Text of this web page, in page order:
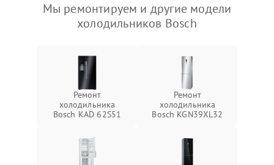
Мы ремонтируем и другие модели
холодильников Bosch
Ремонт
холодильника
Bosch KAD 62S51
Ремонт
холодильника
Bosch KGN39XL32